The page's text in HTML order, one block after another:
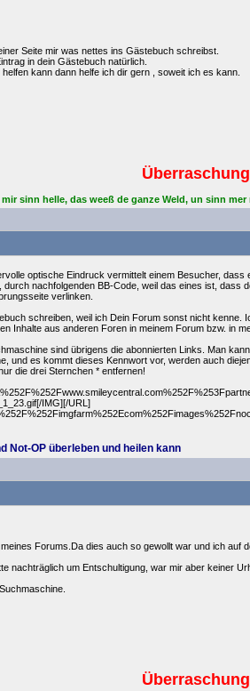
Seite mir was nettes ins Gästebuch schreibst.
in dein Gästebuch natürlich.
kann dann helfe ich dir gern , soweit ich es kann.
Überraschung
mir sinn helle, das weeß de ganze Weld, un sinn
optische Eindruck vermittelt einem Besucher,
nachfolgenden BB-Code, weil das eines ist,
verlinken.
schreiben, weil ich Dein Forum sonst nicht
Inhalte aus anderen Foren in meinem Forum bzw. in
sind übrigens die abonnierten Links. Man
und es kommt dieses Kennwort vor, werden auch
die drei Sternchen * entfernen!
IMG][/URL]
Not-OP überleben und heilen kann
Forums.Da dies auch so gewollt war und ich auf
nachträglich um Entschultigung, war mir aber keiner
Überraschung